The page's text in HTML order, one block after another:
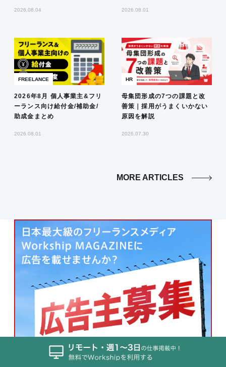
2026.08.04 2026.08.01
FREELANCE
2026年8月 個人事業主&フリ
ーランス向け給付金/補助金/
助成金まとめ
2026.08.01
HR
母集団形成の7つの課題と改
善策｜採用がうまくいかない
原因を解説
2026.07.30
MORE ARTICLES